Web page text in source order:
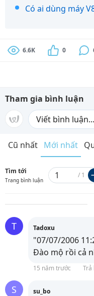
Có ai dùng máy
6.6K 0
Tham gia bình luận
Cũ nhất Mới nhất
Tìm tới
Trang bình luận
/ 1
T Tadoxu
"07/07/2006
Đào mộ rồi cả
15 năm trước Trả
S su_bo